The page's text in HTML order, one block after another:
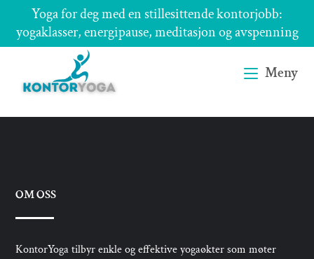
content
Yoga for deg med en stillesittende kontorjobb:
yogaklasser, energipause, meditasjon og avspenning
Meny
OM OSS
KontorYoga tilbyr enkle og effektive yogaøkter som møter